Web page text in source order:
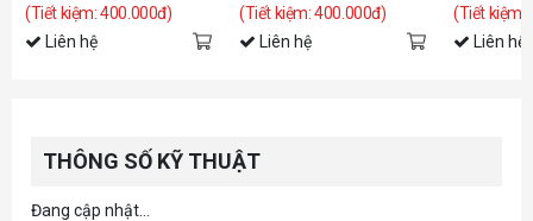
(Tiết kiệm: 400.000đ)
Liên hệ
(Tiết kiệm: 400.000đ)
Liên hệ
(Tiết kiệm:
Liên hệ
THÔNG SỐ KỸ THUẬT
Đang cập nhật...